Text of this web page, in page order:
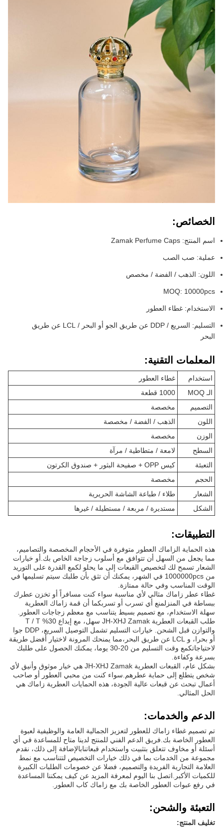
الخصائص:
اسم المنتج: Zamak Perfume Caps
عملية: صب الصب
اللون: الذهب / الفضة / مخصص
MOQ: 10000pcs
الاستخدام: غطاء العطور
التسليم: السريع / DDP عن طريق الجو أو البحر / LCL عن طريق
البحر
المعلمات التقنية:
استخدام
غطاء العطور
الـ MOQ
1000 قطعة
التصميم
مخصصة
اللون
الذهب / الفضة / مخصصة
الوزن
مخصصة
السطح
لامعة / متطاطية / مرآة
التعبئة
كيس OPP + صفيحة البثور + صندوق الكرتون
الحجم
مخصصة
الشعار
طلاء / طباعة الشاشة الحريرية
الشكل
مستديرة / مربعة / مستطيلة / غيرها
التطبيقات:
هذه الحماية الزاماك العطور متوفرة في الأحجام المخصصة والتصاميم،
مما يجعل من السهل أن تتوافق مع أسلوب زجاجة الخاص بك.أو خيارات
الشعار تسمح لك لتخصيص القبعات إلى ما يحلو لكمع القدرة على التوريد
من 1000000pcs في الشهر، يمكنك أن تثق بأن طلبك سيتم تسليمها في
الوقت المناسب وفي حالة ممتازة.
غطاء عطر زاماك مثالي لأي مناسبة سواء كنت مسافراً أو تخزن عطرك
ببساطة في المنزلمنع أي تسرب أو تسربكما أن قمة زاماك العطرية
سهلة الاستخدام، مع تصميم بسيط يتناسب مع معظم زجاجات العطور.
طلب القبعات العطرية JH-XHJ Zamak سهل، مع إيداع 30% T / T
والتوازن قبل الشحن. خيارات التسليم تشمل التوصيل السريع، DDP جوا
أو بحرا، و LCL عن طريق البحر،مما يمنحك المرونة لاختيار أفضل طريقة
لاحتياجاتكمع وقت التسليم من 20-30 يوما، يمكنك الحصول على طلبك
بسرعة وكفاءة.
بشكل عام، القبعات العطرية JH-XHJ Zamak هي خيار موثوق وأنيق لأي
شخص يتطلع إلى حماية عطرهم.سواء كنت من محبي العطور أو صاحب
أعمال تبحث عن قبعات عالية الجودة، هذه الحمايات العطرية زاماك هي
الحل المثالي.
الدعم والخدمات:
تم تصميم غطاء زاماك للعطور لتعزيز الجمالية العامة والوظيفية لعبوة
العطور الخاصة بك.فريق الدعم الفني للمنتج لدينا متاح للمساعدة في أي
أسئلة أو مخاوف تتعلق بتثبيت واستخدام قبعاتنابالإضافة إلى ذلك، نقدم
مجموعة من الخدمات بما في ذلك خيارات التخصيص لتتناسب مع نمط
العلامة التجارية الفريدة والتصميم، فضلا عن خصومات الطلبات الكبيرة
للكميات الأكبر.اتصل بنا اليوم لمعرفة المزيد عن كيف يمكننا المساعدة
في رفع عبوات العطور الخاصة بك مع زاماك كاب العطور.
التعبئة والشحن:
تغليف المنتج: